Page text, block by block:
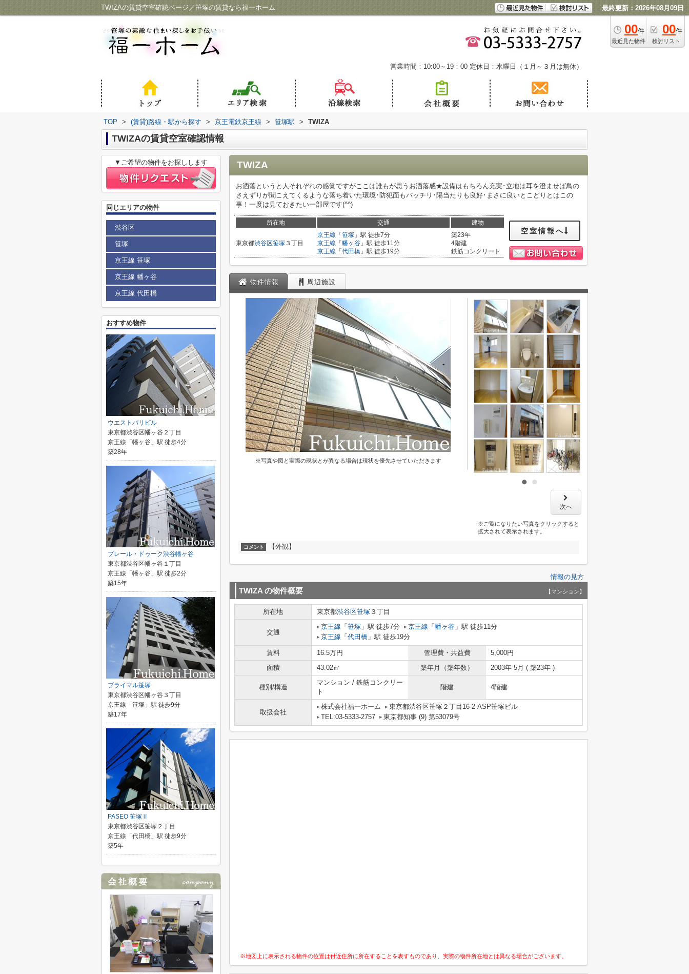
TWIZAの賃貸空室確認ページ／笹塚の賃貸なら福一ホーム 最終更新：2026年08月09日
00件
最近見た物件
00件
検討リスト
営業時間：10:00～19：00 定休日：水曜日（１月～３月は無休）
TOP > (賃貸)路線・駅から探す > 京王電鉄京王線 > 笹塚駅 > TWIZA
TWIZAの賃貸空室確認情報
TWIZA
お洒落というと人それぞれの感覚ですがここは誰もが思うお洒落感★設備はもちろん充実･立地は耳を澄ませば鳥の
さえずりが聞こえてくるような落ち着いた環境･防犯面もバッチリ･陽当たりも良好･まさに良いとこどりとはこの
事！一度は見ておきたい一部屋です(^^)
所在地 交通 建物
東京都渋谷区笹塚 ３丁目
京王線 「 笹塚 」駅 徒歩7分
京王線 「 幡ヶ谷 」駅 徒歩11分
京王線 「 代田橋 」駅 徒歩19分
築23年
4階建
鉄筋コンクリート
空室情報へ
物件情報 周辺施設
※写真や図と実際の現状とが異なる場合は現状を優先させていただきます
次へ
※ご覧になりたい写真をクリックすると
拡大されて表示されます。
コメント 【外観】
情報の見方
TWIZA の物件概要 【マンション】
所在地 東京都渋谷区笹塚 ３丁目
交通
京王線 「 笹塚 」駅 徒歩7分 京王線 「 幡ヶ谷 」駅 徒歩11分
京王線 「 代田橋 」駅 徒歩19分
賃料 16.5万円 管理費・共益費
5,000円
面積
43.02㎡ 築年月（築年数） 2003年 5月 ( 築23年 )
種別/構造
マンション / 鉄筋コンクリー
ト
階建 4階建
取扱会社
株式会社福一ホーム
東京都渋谷区笹塚２丁目16-2 ASP笹塚ビル
TEL:03-5333-2757
東京都知事 (9) 第53079号
※地図上に表示される物件の位置は付近住所に所在することを表すものであり、実際の物件所在地とは異なる場合がございます。
▼ご希望の物件をお探しします
同じエリアの物件
渋谷区
笹塚
京王線 笹塚
京王線 幡ヶ谷
京王線 代田橋
おすすめ物件
ウエストバリビル
東京都渋谷区幡ヶ谷２丁目
京王線「幡ヶ谷」駅 徒歩4分
築28年
プレール・ドゥーク渋谷幡ヶ谷
東京都渋谷区幡ヶ谷１丁目
京王線「幡ヶ谷」駅 徒歩2分
築15年
プライマル笹塚
東京都渋谷区幡ヶ谷３丁目
京王線「笹塚」駅 徒歩9分
築17年
PASEO 笹塚Ⅱ
東京都渋谷区笹塚２丁目
京王線「代田橋」駅 徒歩9分
築5年